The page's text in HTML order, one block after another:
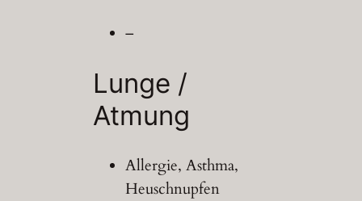
–
Lunge /
Atmung
Allergie, Asthma,
Heuschnupfen